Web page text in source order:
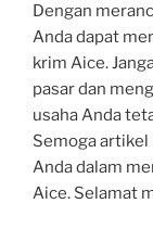
Dengan
Anda dapat
krim Aice.
pasar dan
usaha Anda
Semoga
Anda dalam
Aice. Selamat